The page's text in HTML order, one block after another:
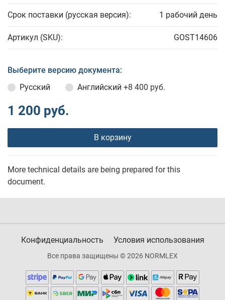
Срок поставки (русская версия): 1 рабочий день
Артикул (SKU): GOST14606
Выберите версию документа:
Русский
Английский +8 400 руб.
1 200 руб.
В корзину
More technical details are being prepared for this
document.
Конфиденциальность Условия использования
Все права защищены © 2026 NORMLEX